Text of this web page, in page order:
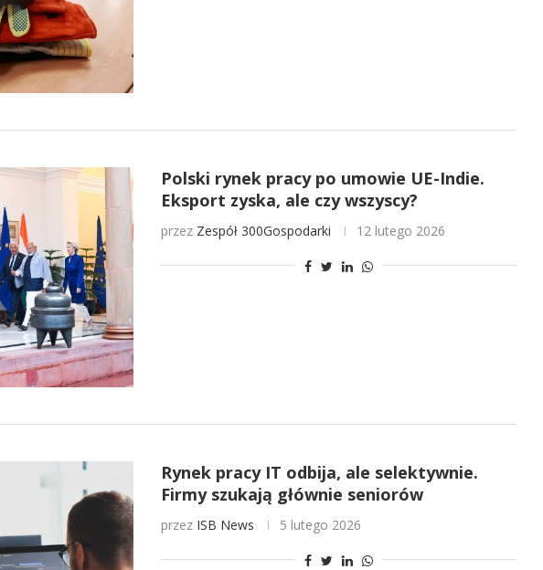
Polski rynek pracy po umowie UE-Indie.
Eksport zyska, ale czy wszyscy?
przez Zespół 300Gospodarki 12 lutego 2026
Rynek pracy IT odbija, ale selektywnie.
Firmy szukają głównie seniorów
przez ISB News 5 lutego 2026